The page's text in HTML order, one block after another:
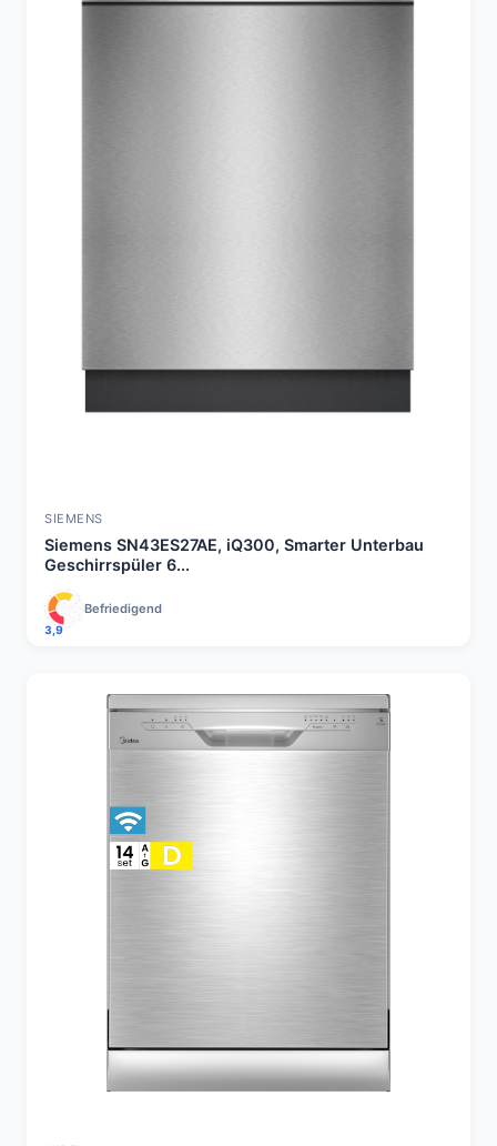
SIEMENS
Siemens SN43ES27AE, iQ300, Smarter Unterbau
Geschirrspüler 6...
3,9
Befriedigend